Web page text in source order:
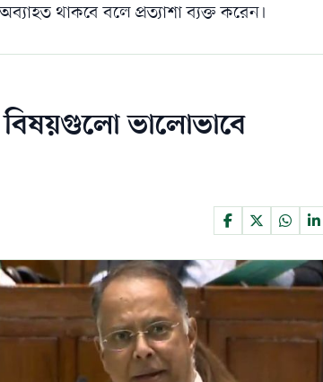
থাকবে বলে প্রত্যাশা ব্যক্ত করেন।
বিষয়গুলো ভালোভাবে